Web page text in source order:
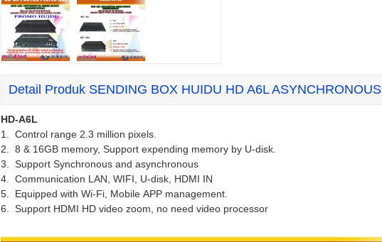
Detail Produk SENDING BOX HUIDU HD A6L ASYNCHRONOUS
HD-A6L
1. Control range 2.3 million pixels.
2. 8 & 16GB memory, Support expending memory by U-disk.
3. Support Synchronous and asynchronous
4. Communication LAN, WIFI, U-disk, HDMI IN
5. Equipped with Wi-Fi, Mobile APP management.
6. Support HDMI HD video zoom, no need video processor